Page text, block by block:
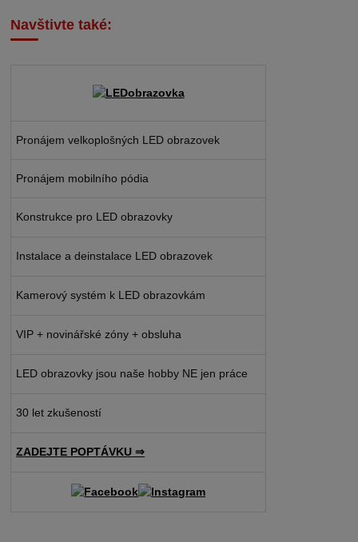
Navštivte také:
Pronájem velkoplošných LED obrazovek
Pronájem mobilního pódia
Konstrukce pro LED obrazovky
Instalace a deinstalace LED obrazovek
Kamerový systém k LED obrazovkám
VIP + novinářské zóny + obsluha
LED obrazovky jsou naše hobby NE jen práce
30 let zkušeností
ZADEJTE POPTÁVKU ⇒